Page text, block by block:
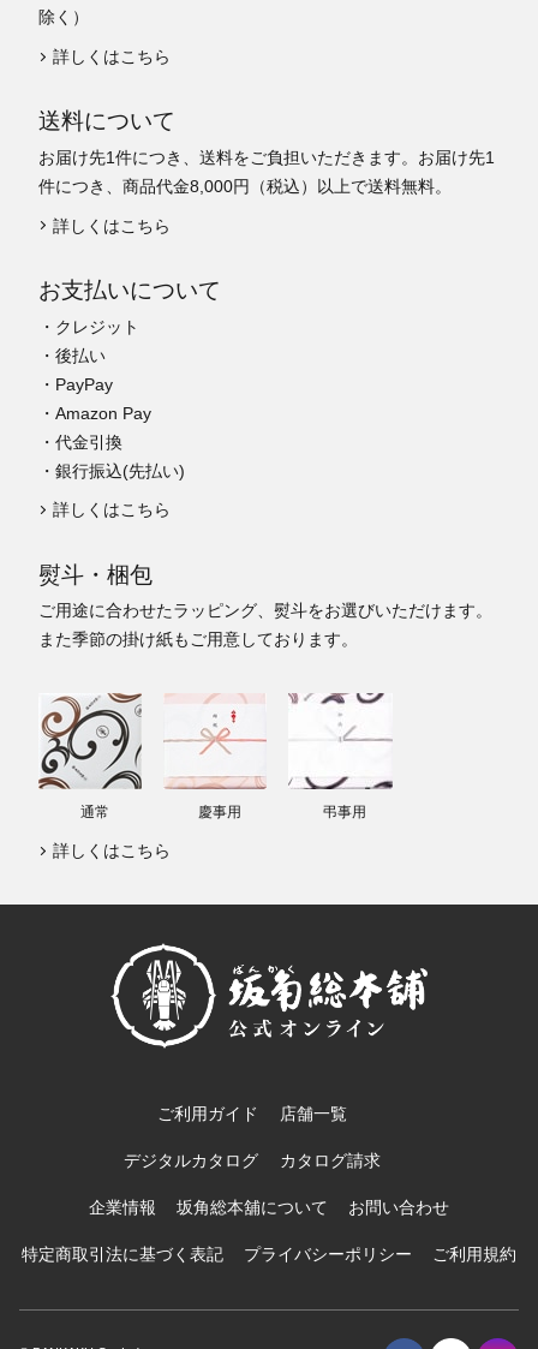
除く）
詳しくはこちら
送料について
お届け先1件につき、送料をご負担いただきます。お届け先1
件につき、商品代金8,000円（税込）以上で送料無料。
詳しくはこちら
お支払いについて
・クレジット
・後払い
・PayPay
・Amazon Pay
・代金引換
・銀行振込(先払い)
詳しくはこちら
熨斗・梱包
ご用途に合わせたラッピング、熨斗をお選びいただけます。
また季節の掛け紙もご用意しております。
通常 慶事用 弔事用
詳しくはこちら
ご利用ガイド 店舗一覧
デジタルカタログ カタログ請求
企業情報 坂角総本舖について お問い合わせ
特定商取引法に基づく表記 プライバシーポリシー ご利用規約